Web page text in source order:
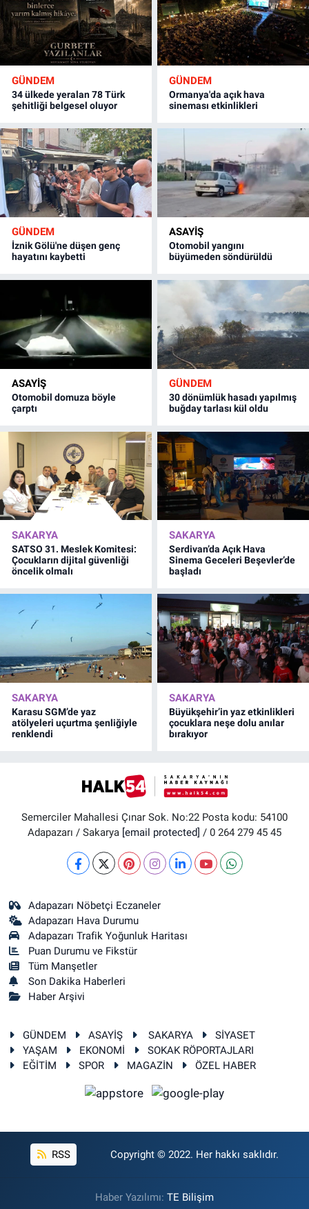
GÜNDEM
34 ülkede yeralan 78 Türk
şehitliği belgesel oluyor
GÜNDEM
Ormanya'da açık hava
sineması etkinlikleri
GÜNDEM
İznik Gölü'ne düşen genç
hayatını kaybetti
ASAYİŞ
Otomobil yangını
büyümeden söndürüldü
ASAYİŞ
Otomobil domuza böyle
çarptı
GÜNDEM
30 dönümlük hasadı yapılmış
buğday tarlası kül oldu
SAKARYA
SATSO 31. Meslek Komitesi:
Çocukların dijital güvenliği
öncelik olmalı
SAKARYA
Serdivan’da Açık Hava
Sinema Geceleri Beşevler’de
başladı
SAKARYA
Karasu SGM’de yaz
atölyeleri uçurtma şenliğiyle
renklendi
SAKARYA
Büyükşehir’in yaz etkinlikleri
çocuklara neşe dolu anılar
bırakıyor
Semerciler Mahallesi Çınar Sok. No:22 Posta kodu: 54100
Adapazarı / Sakarya [email protected] / 0 264 279 45 45
Adapazarı Nöbetçi Eczaneler
Adapazarı Hava Durumu
Adapazarı Trafik Yoğunluk Haritası
Puan Durumu ve Fikstür
Tüm Manşetler
Son Dakika Haberleri
Haber Arşivi
GÜNDEM ASAYİŞ SAKARYA
SİYASET
YAŞAM
EKONOMİ
SOKAK RÖPORTAJLARI
EĞİTİM
SPOR MAGAZİN ÖZEL HABER
RSS Copyright © 2022. Her hakkı saklıdır.
Haber Yazılımı: TE Bilişim